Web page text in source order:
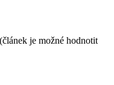
je možné hodnotit